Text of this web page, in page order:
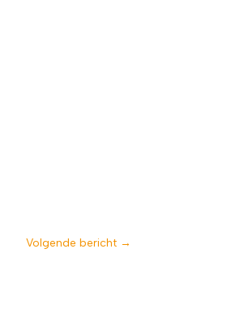
Volgende bericht→